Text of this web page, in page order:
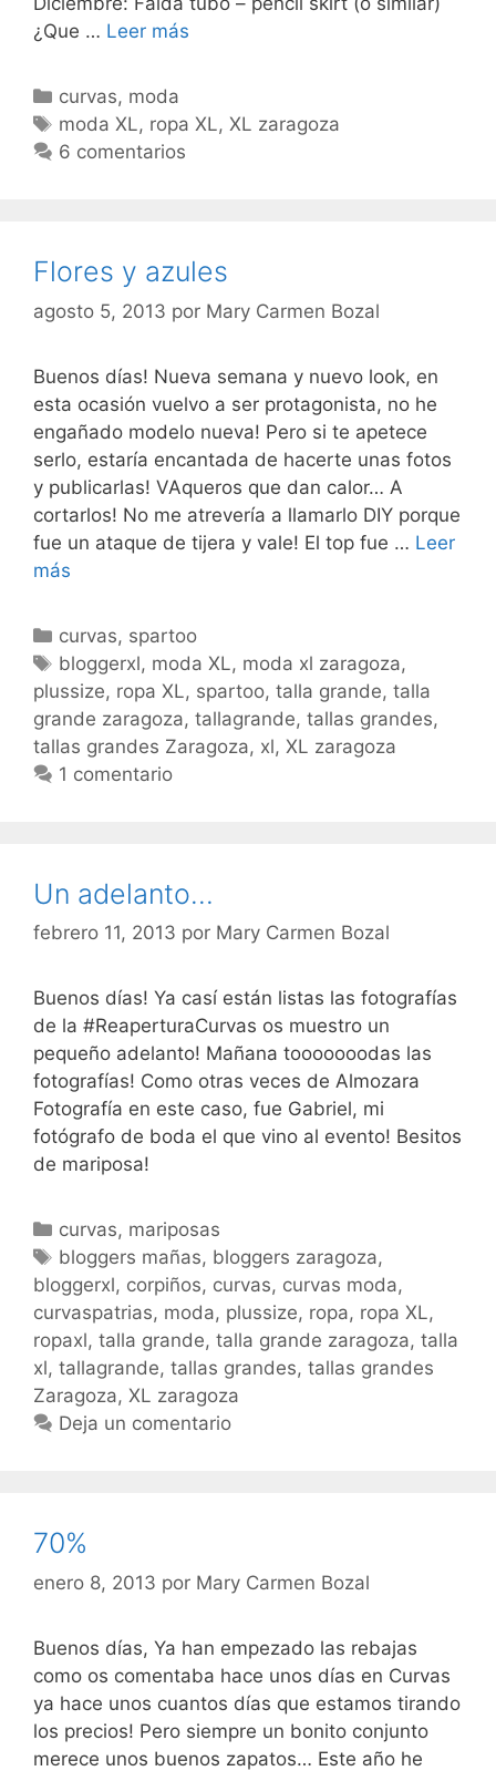
¿Que … Leer más
bloggers,
Categorías
curvas, moda
Etiquetas
moda XL, ropa XL,XL zaragoza
6 comentarios
Flores y azules
agosto 5, 2013 por Mary Carmen Bozal
Buenos días! Nueva semana y nuevo look, en
esta ocasión vuelvo a ser protagonista, no he
engañado modelo nueva! Pero si te apetece
serlo, estaría encantada de hacerte unas fotos
y publicarlas! VAqueros que dan calor… A
cortarlos! No me atrevería a llamarlo DIY porque
fue un ataque de tijera y vale! El top fue … Leer
más
Categorías
curvas, spartoo
Etiquetas
bloggerxl, moda XL, moda xl zaragoza,
plussize, ropa XL, spartoo, talla grande, talla
grande zaragoza, tallagrande, tallas grandes,
tallas grandes Zaragoza, xl, XL zaragoza
1 comentario
Un adelanto…
febrero 11, 2013 por Mary Carmen Bozal
Buenos días! Ya casí están listas las fotografías
de la #ReaperturaCurvas os muestro un
pequeño adelanto! Mañana tooooooodas las
fotografías! Como otras veces de Almozara
Fotografía en este caso, fue Gabriel, mi
fotógrafo de boda el que vino al evento! Besitos
de mariposa!
Categorías
curvas, mariposas
Etiquetas
bloggers mañas, bloggers zaragoza,
bloggerxl, corpiños, curvas, curvas moda,
curvaspatrias, moda, plussize, ropa, ropa XL,
ropaxl, talla grande, talla grande zaragoza, talla
xl, tallagrande, tallas grandes, tallas grandes
Zaragoza, XL zaragoza
Deja un comentario
70%
enero 8, 2013 por Mary Carmen Bozal
Buenos días, Ya han empezado las rebajas
como os comentaba hace unos días en Curvas
ya hace unos cuantos días que estamos tirando
los precios! Pero siempre un bonito conjunto
merece unos buenos zapatos… Este año he